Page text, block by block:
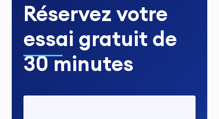
Réservez votre
essai gratuit de
30 minutes